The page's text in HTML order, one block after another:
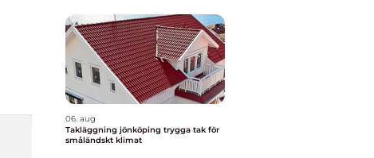
06. aug
Takläggning jönköping trygga tak för
småländskt klimat